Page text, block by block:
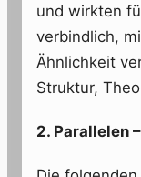
und wirkten
verbindlich,
Ähnlichkeit
Struktur,
2. Parallelen